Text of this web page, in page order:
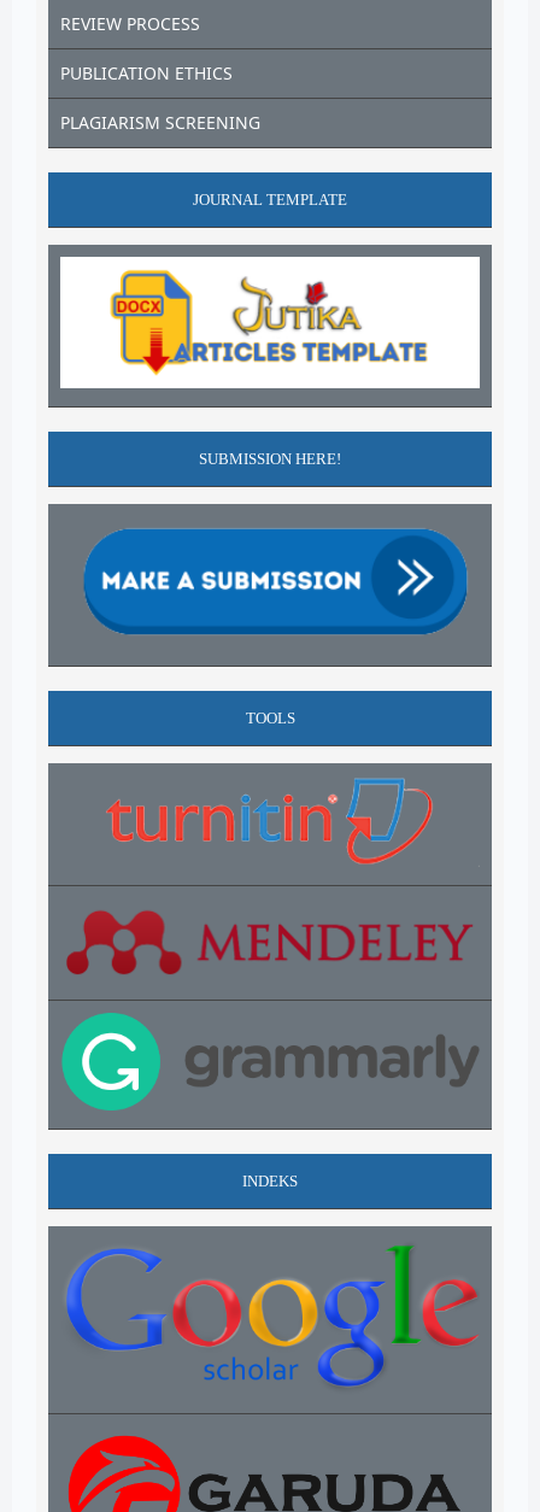
REVIEW PROCESS
PUBLICATION ETHICS
PLAGIARISM SCREENING
JOURNAL TEMPLATE
SUBMISSION HERE!
TOOLS
INDEKS